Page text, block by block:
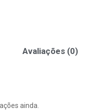
Avaliações (0)
ainda.